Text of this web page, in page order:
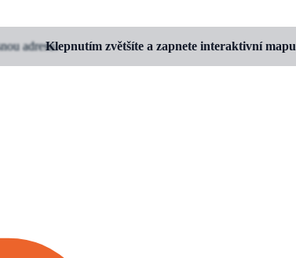
Klepnutím zvětšíte a zapnete interaktivní mapu
adresu.